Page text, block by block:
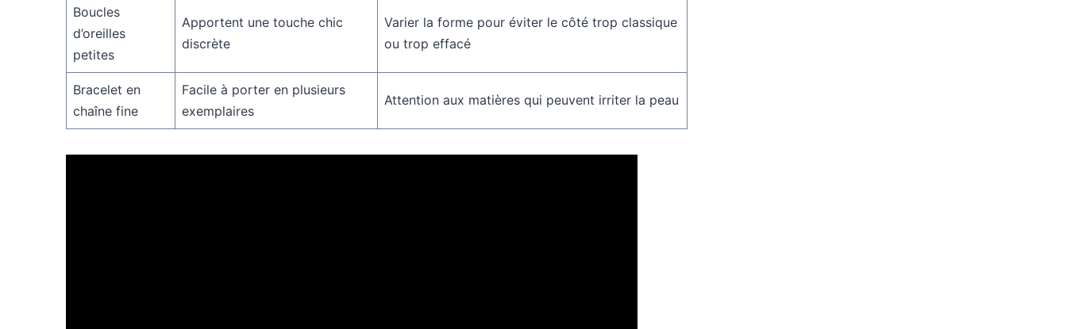
Boucles
d’oreilles
petites
Apportent une touche chic
discrète
Varier la forme pour éviter le côté trop classique
ou trop effacé
Bracelet en
chaîne fine
Facile à porter en plusieurs
exemplaires
Attention aux matières qui peuvent irriter la peau